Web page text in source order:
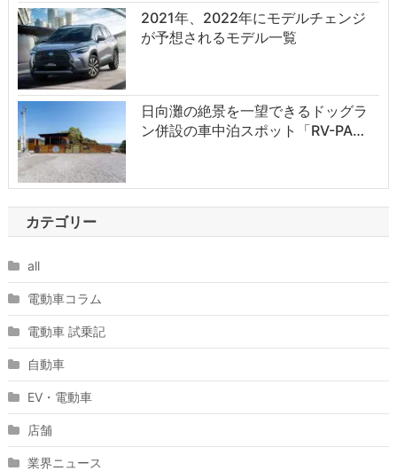
2021年、2022年にモデルチェンジ
が予想されるモデル一覧
日向灘の絶景を一望できるドッグラ
ン併設の車中泊スポット「RV-PA…
カテゴリー
all
電動車コラム
電動車 試乗記
自動車
EV・電動車
店舗
業界ニュース